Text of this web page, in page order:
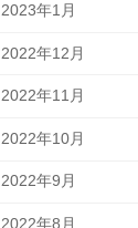
2023年1月
2022年12月
2022年11月
2022年10月
2022年9月
2022年8月